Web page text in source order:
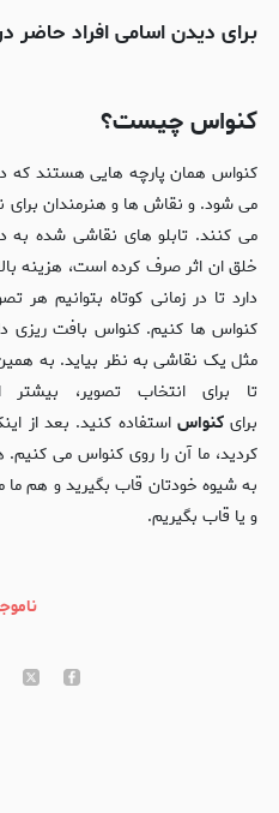
برای دیدن اسامی افراد حاضر
کنواس چیست؟
کنواس همان پارچه هایی هستند که
می شود. و نقاش ها و هنرمندان برای
می کنند. تابلو های نقاشی شده به
خلق ان اثر صرف کرده است، هزینه
دارد تا در زمانی کوتاه بتوانیم
کنواس ها کنیم. کنواس بافت ریزی
مثل یک نقاشی به نظر بیاید. به
تا برای انتخاب تصویر،
برایکنواس استفاده کنید. بعد از
کردید، ما آن را روی کنواس می
به شیوه خودتان قاب بگیرید و هم ما
و یا قاب بگیریم.